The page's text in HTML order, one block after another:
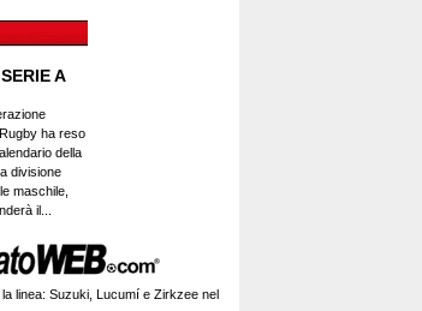
A
ha reso
della
divisione
maschile,
il...
linea: Suzuki, Lucumí e Zirkzee nel